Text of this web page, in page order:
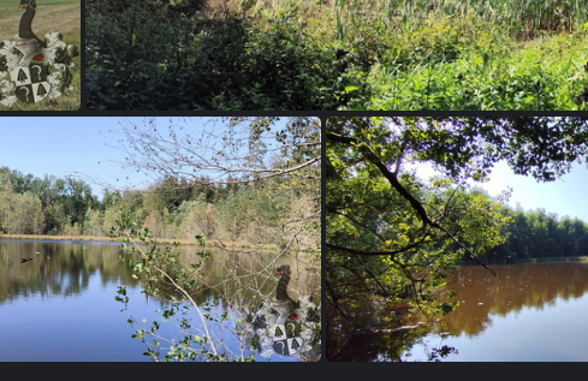
Begegnen - Bewegen - Besinnen